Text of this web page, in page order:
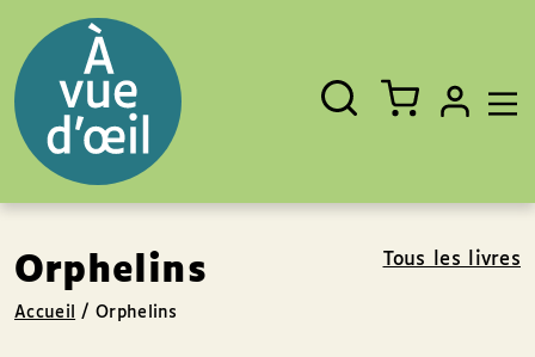
Fermer
Rechercher
un
livre,
un
auteur,
un
EAN
Orphelins Tous les livres
Accueil /Orphelins